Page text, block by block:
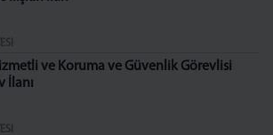
ve Koruma ve Güvenlik Görevlisi
İlanı